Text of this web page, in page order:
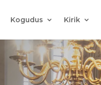
Kogudus Kirik